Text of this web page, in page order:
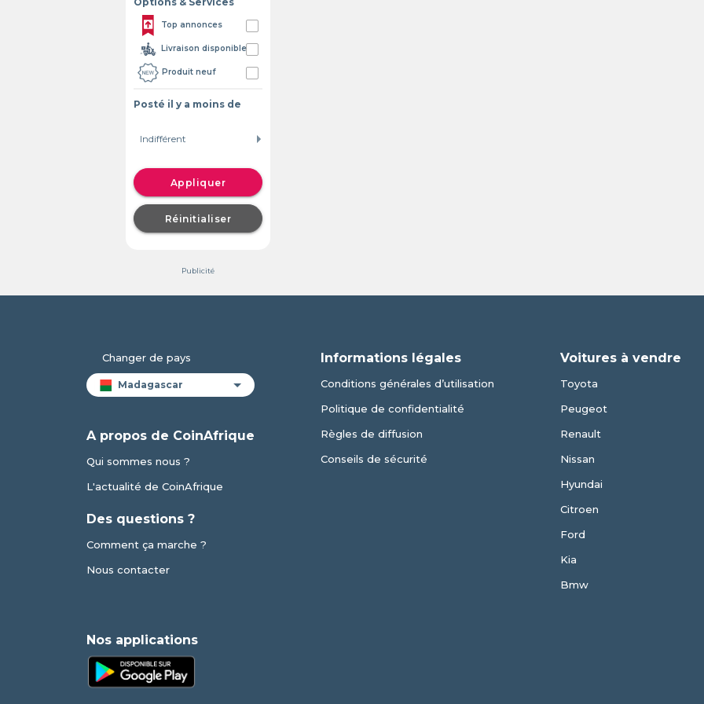
Top annonces
Livraison disponible
Produit neuf
Posté il y a moins de
Appliquer
Réinitialiser
Publicité
Changer de pays
A propos de CoinAfrique
Qui sommes nous ?
L'actualité de CoinAfrique
Des questions ?
Comment ça marche ?
Nous contacter
Informations légales
Conditions générales d’utilisation
Politique de confidentialité
Règles de diffusion
Conseils de sécurité
Voitures à vendre
Toyota
Peugeot
Renault
Nissan
Hyundai
Citroen
Ford
Kia
Bmw
Nos applications